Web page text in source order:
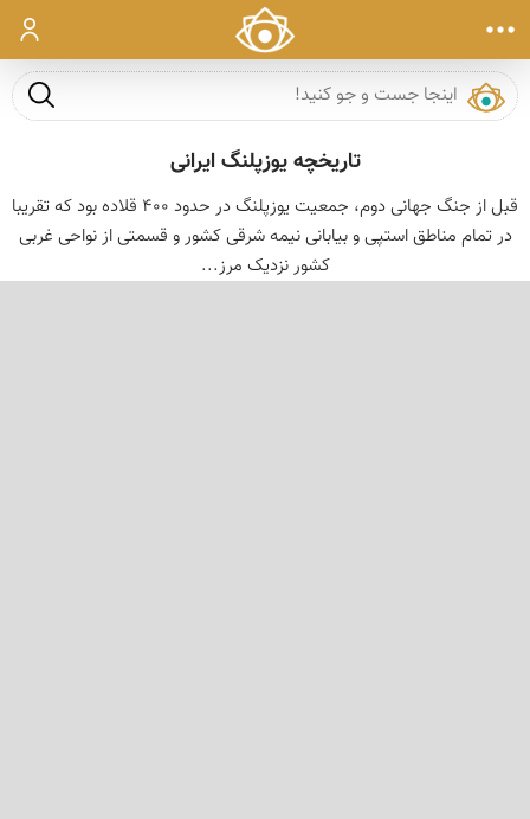
ورود
جست و
تاریخچه یوزپلنگ ایرانی
قبل از جنگ جهانی دوم، جمعیت یوزپلنگ در حدود 400 قلاده بود که تقریبا
در تمام مناطق استپی و بیابانی نیمه شرقی کشور و قسمتی از نواحی غربی
کشور نزدیک مرز...